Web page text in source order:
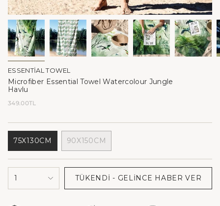
ESSENTIAL TOWEL
Microfiber Essential Towel Watercolour Jungle
Havlu
Normal
349.00TL
75X130CM
VARYANT
TÜKENDI
VEYA
KULLANIM
DIŞI
90X150CM
VARYANT
TÜKENDI
VEYA
KULLANIM
DIŞI
product
1 TÜKENDI - GELINCE HABER VER